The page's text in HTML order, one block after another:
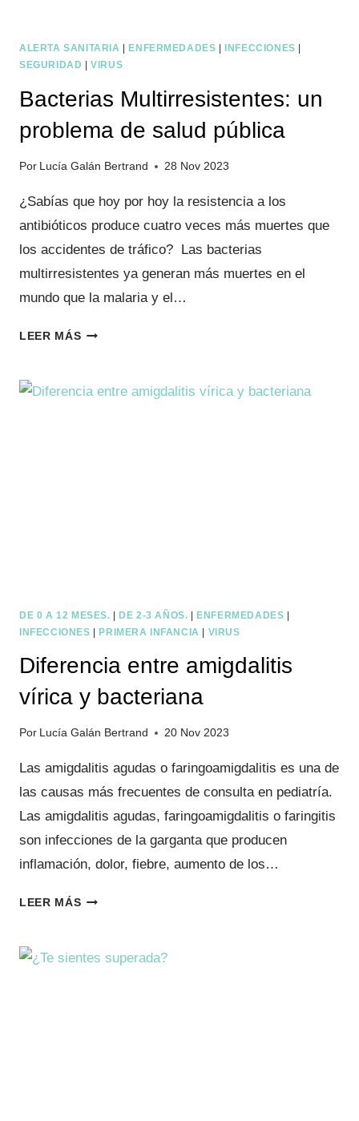
ALERTA SANITARIA ENFERMEDADES INFECCIONES
SEGURIDAD |VIRUS
Bacterias Multirresistentes: un
problema de salud pública
Por Lucía Galán Bertrand 28 Nov 2023
¿Sabías que hoy por hoy la resistencia a los
antibióticos produce cuatro veces más muertes que
los accidentes de tráfico? Las bacterias
multirresistentes ya generan más muertes en el
mundo que la malaria y el…
LEER MÁSBACTERIAS
PROBLEMA
DE 0 A 12 MESES. |DE 2-3 AÑOS. |ENFERMEDADES |
INFECCIONES |PRIMERA INFANCIA | VIRUS
Diferencia entre amigdalitis
vírica y bacteriana
Por Lucía Galán Bertrand 20 Nov 2023
Las amigdalitis agudas o faringoamigdalitis es una de
las causas más frecuentes de consulta en pediatría.
Las amigdalitis agudas, faringoamigdalitis o faringitis
son infecciones de la garganta que producen
inflamación, dolor, fiebre, aumento de los…
LEER MÁSDIFERENCIA
VÍRICA